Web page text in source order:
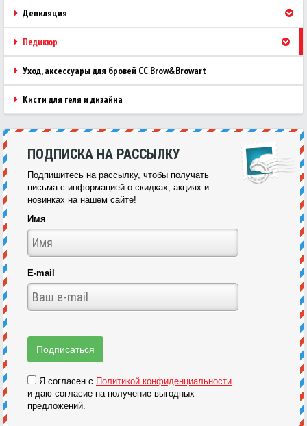
Депиляция
Педикюр
Уход, аксессуары для бровей CC Brow&Browart
Кисти для геля и дизайна
ПОДПИСКА НА РАССЫЛКУ
Подпишитесь на рассылку, чтобы получать
письма с информацией о скидках, акциях и
новинках на нашем сайте!
Имя
E-mail
Я согласен с Политикой конфиденциальности
и даю согласие на получение выгодных
предложений.